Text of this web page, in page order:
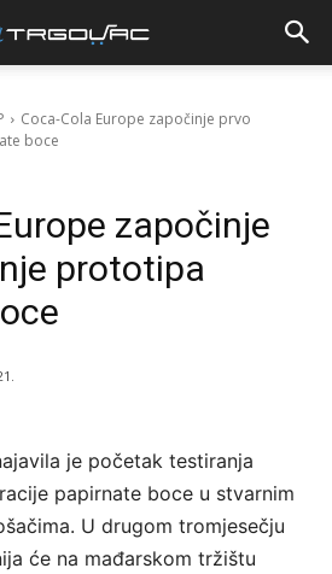
Coca-Cola Europe započinje prvo
boce
započinje
prototipa
je početak testiranja
papirnate boce u stvarnim
U drugom tromjesečju
će na mađarskom tržištu